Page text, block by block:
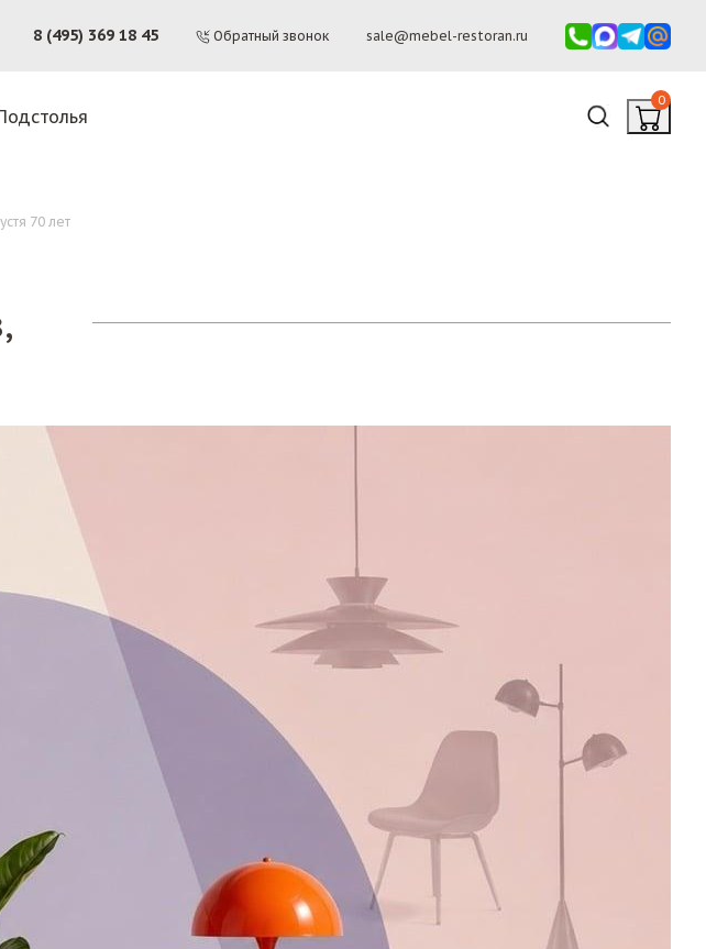
8 (495) 369 18 45 Обратный звонок sale@mebel-restoran.ru
0
70 лет